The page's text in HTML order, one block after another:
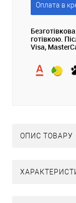
Оплата в
готівкою.
Visa,
ОПИС ТОВАРУ